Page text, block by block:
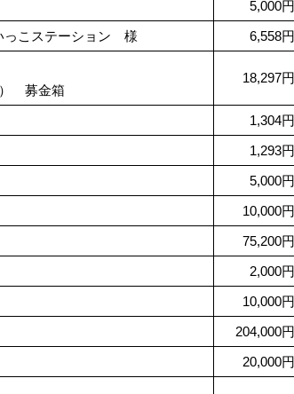
5,000円
っこステーション 様
6,558円
募金箱
18,297円
1,304円
1,293円
5,000円
10,000円
75,200円
2,000円
10,000円
204,000円
20,000円